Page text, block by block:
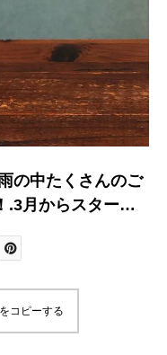
の中たくさんのご
.3月からスタート
.味も見た目も春ら
#期間限定#春
コピーする